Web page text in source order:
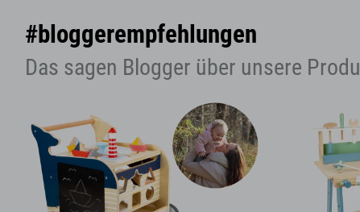
#bloggerempfehlungen
Das sagen Blogger über unsere